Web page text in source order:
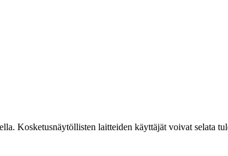
Kosketusnäytöllisten laitteiden käyttäjät voivat selata